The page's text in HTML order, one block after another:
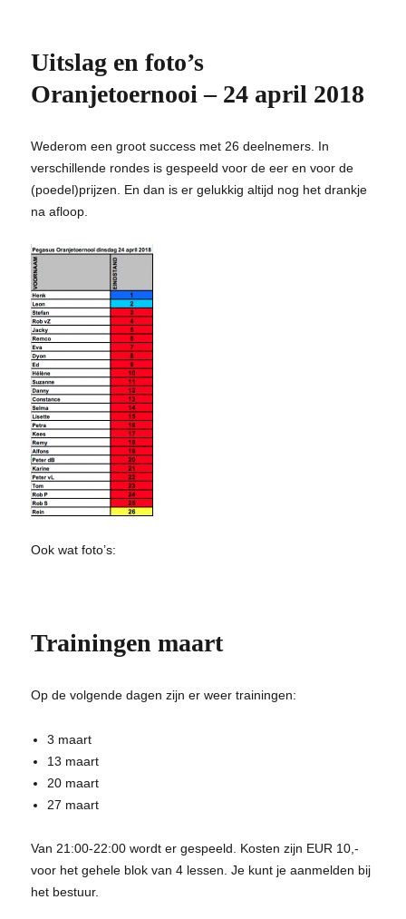
Uitslag en foto’s
Oranjetoernooi – 24 april 2018
Wederom een groot success met 26 deelnemers. In
verschillende rondes is gespeeld voor de eer en voor de
(poedel)prijzen. En dan is er gelukkig altijd nog het drankje
na afloop.
Ook wat foto’s:
Trainingen maart
Op de volgende dagen zijn er weer trainingen:
3 maart
13 maart
20 maart
27 maart
Van 21:00-22:00 wordt er gespeeld. Kosten zijn EUR 10,-
voor het gehele blok van 4 lessen. Je kunt je aanmelden bij
het bestuur.